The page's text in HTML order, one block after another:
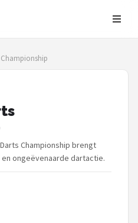
Championship brengt
ongeëvenaarde dartactie.